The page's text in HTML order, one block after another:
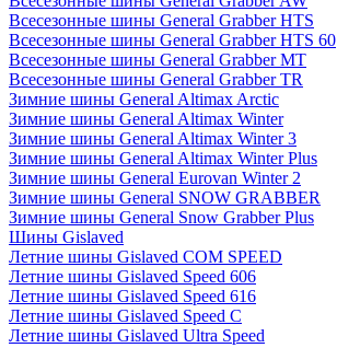
Всесезонные шины General Grabber HTS
Всесезонные шины General Grabber HTS 60
Всесезонные шины General Grabber MT
Всесезонные шины General Grabber TR
Зимние шины General Altimax Arctic
Зимние шины General Altimax Winter
Зимние шины General Altimax Winter 3
Зимние шины General Altimax Winter Plus
Зимние шины General Eurovan Winter 2
Зимние шины General SNOW GRABBER
Зимние шины General Snow Grabber Plus
Шины Gislaved
Летние шины Gislaved COM SPEED
Летние шины Gislaved Speed 606
Летние шины Gislaved Speed 616
Летние шины Gislaved Speed C
Летние шины Gislaved Ultra Speed